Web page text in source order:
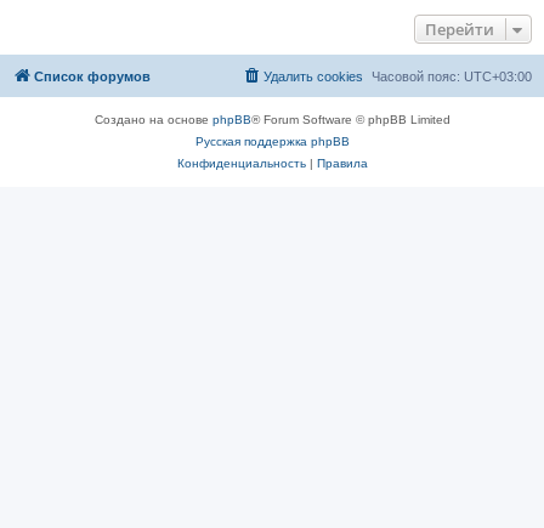
Перейти
Список форумов Часовой пояс: UTC+03:00
Удалить cookies
Создано на основе phpBB® Forum Software © phpBB Limited
Русская поддержка phpBB
Конфиденциальность| Правила